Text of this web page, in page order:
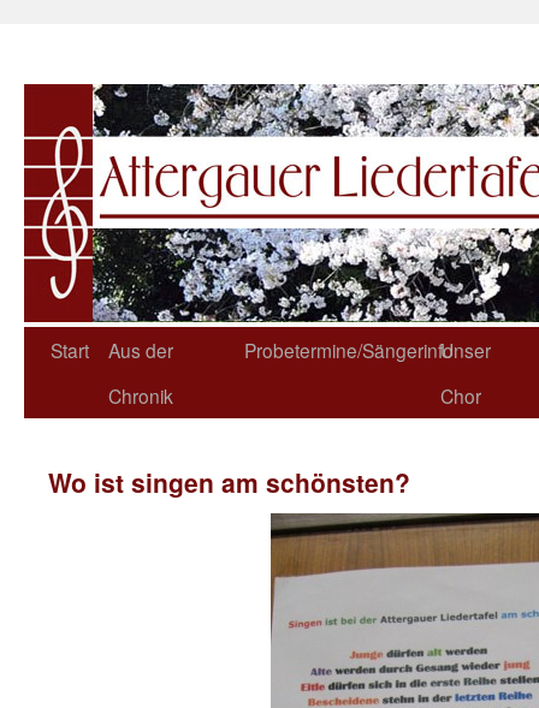
Start
Aus der
Chronik
Probetermine/SängerinfoUnser
Chor
Wo ist singen am schönsten?